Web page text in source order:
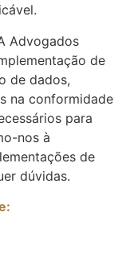
Advogados
de
de dados,
na conformidade
para
nos à
de
dúvidas.